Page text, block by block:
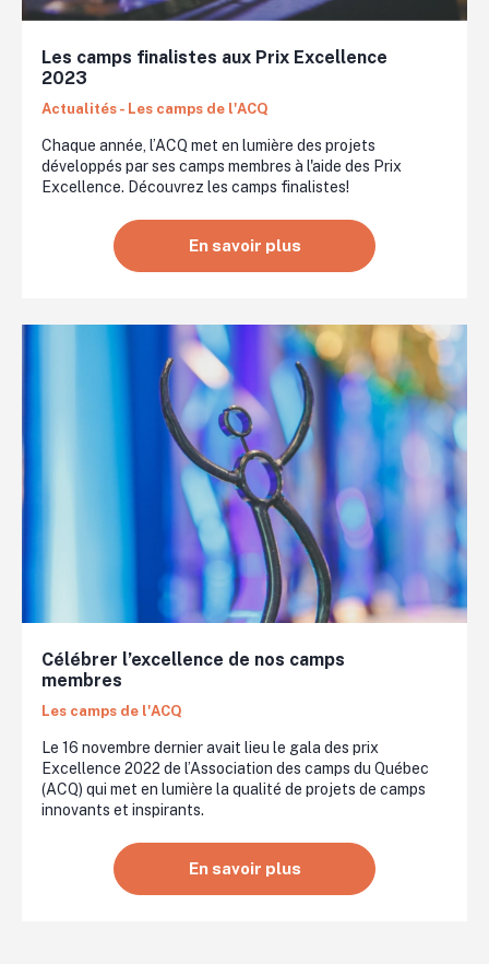
Les camps finalistes aux Prix Excellence
2023
Actualités - Les camps de l'ACQ
Chaque année, l’ACQ met en lumière des projets
développés par ses camps membres à l'aide des Prix
Excellence. Découvrez les camps finalistes!
En savoir plus
Célébrer l’excellence de nos camps
membres
Les camps de l'ACQ
Le 16 novembre dernier avait lieu le gala des prix
Excellence 2022 de l’Association des camps du Québec
(ACQ) qui met en lumière la qualité de projets de camps
innovants et inspirants.
En savoir plus